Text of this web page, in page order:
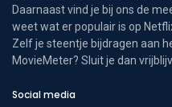
Daarnaast vind je bij ons de
weet wat er populair is op
Zelf je steentje bijdragen aan
MovieMeter? Sluit je dan
Social media